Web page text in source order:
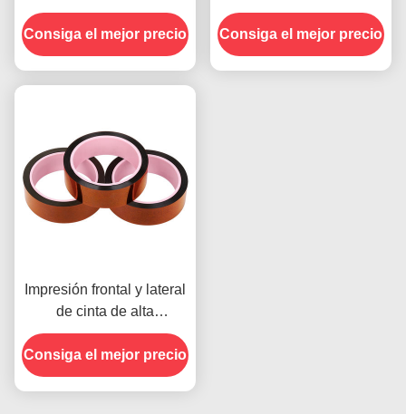
en la Cara Delantera
Consiga el mejor precio
Resistencia a la
Humedad y Resistencia
al Despegue de
Consiga el mejor precio
Impresión frontal y lateral
de cinta de alta
temperatura para el
producto en stock
Consiga el mejor precio